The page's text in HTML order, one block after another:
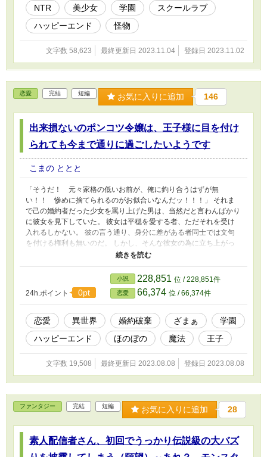
開。恋人、だと思っていた人物とは正反対に明るいその少女――山
司彩美との久しぶりの会話に癒しを感じた良介は、過去の恋愛を吹
っ切る決意を固める。 果たして良介は、新しい恋を掴む事が出来
はカクヨム様でも掲載しております。
NTR 美少女 学園
スクールラブ
ハッピーエンド
怪物
文字数 58,623 最終更新日 2023.11.04 登録日 2023.11.02
恋愛 完結 短編 お気に入りに追加 146
出来損ないのポンコツ令嬢は、王子様に目を付け
られても今まで通りに過ごしたいようです
こまの ととと
「そうだ！ 元々家格の低いお前が、俺に釣り合うはずが無
い！！ 惨めに捨てられるのがお似合いなんだッ！！！」 それま
で己の婚約者だった少女を罵り上げた男は、当然だと言わんばかり
に彼女を見下していた。 彼女は平穏を愛する者、ただそれを受け
入れるしかない。 彼の言う通り、身分に差がある者同士では文句
を付ける権利も無いのだ。 しかし、そんな彼女の為に立ち上がっ
た男がいた。 彼女の従者として過ごした男は、孤児でありしがら
みの無い立場であった為に、元婚約者の男を殴り飛ばしてしまった
のだ。 事が終わった後、自ら家を離れる決心をする従者の男性を
見送る事しか出来なかった彼女。 その夜に行われた学園の舞踏会
に、どのような気持ちで向かったかなど誰に分かるはずも無い。
ただ一つ、それでも自身の平穏を貫いて行く事だろう。例え彼女を
放っておかない者達が現れても……。 ＊当作品はカクヨム様でも
掲載しております。
24h.ポイント 0pt
小説 228,851 位 / 228,851件
恋愛 66,374 位 / 66,374件
恋愛 異世界 婚約破棄 ざまぁ
学園
ハッピーエンド
ほのぼの 魔法 王子
文字数 19,508 最終更新日 2023.08.08 登録日 2023.08.08
ファンタジー 完結 短編 お気に入りに追加 28
素人配信者さん、初回でうっかり伝説級の大バズ